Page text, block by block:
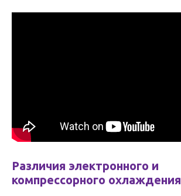
Различия электронного и
компрессорного охлаждения